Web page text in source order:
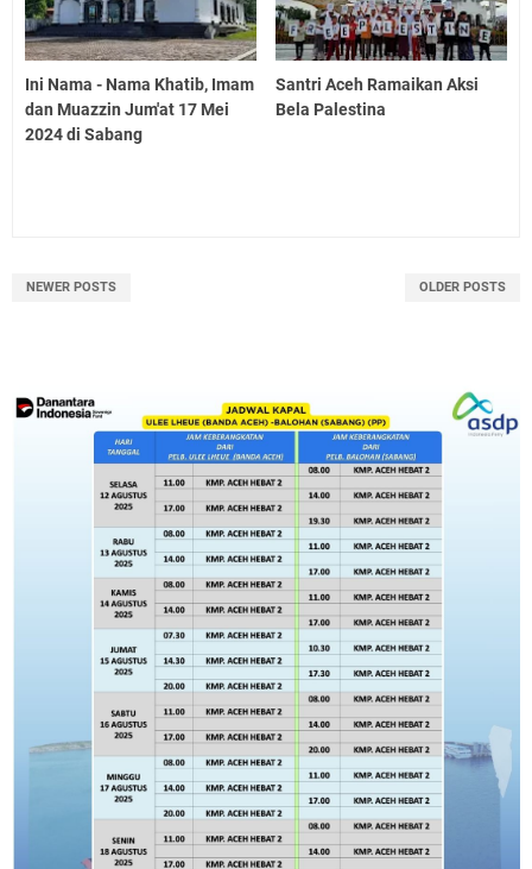
Ini Nama - Nama Khatib, Imam
dan Muazzin Jum'at 17 Mei
2024 di Sabang
Santri Aceh Ramaikan Aksi
Bela Palestina
NEWER POSTS OLDER POSTS